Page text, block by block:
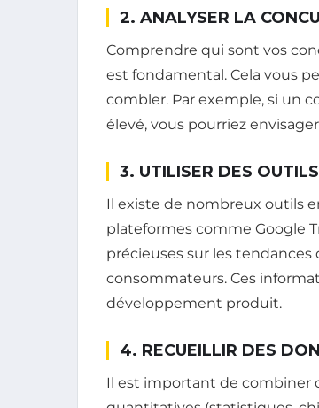
2. ANALYSER LA
Comprendre qui sont vos
est fondamental. Cela vous
combler. Par exemple, si un
élevé, vous pourriez
3. UTILISER DES
Il existe de nombreux outils
plateformes comme Google
précieuses sur les
consommateurs. Ces
développement produit.
4. RECUEILLIR DES
Il est important de combiner